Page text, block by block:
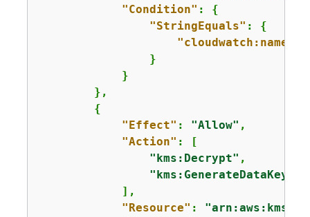
"Condition" : {
"StringEquals" : {
                }
            }
        },
{
"Effect" : "Allow" ,
"Action" : [
"kms:Decrypt" ,
"kms:GenerateDataKey"
            ],
"Resource" : "arn:aws:kms: